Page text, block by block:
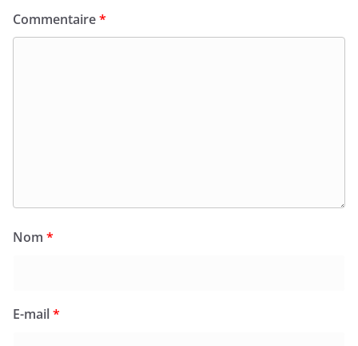
Commentaire*
Nom *
E-mail*